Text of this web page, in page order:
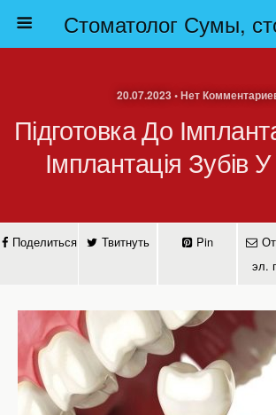
20.07.2023 • Нет
Підготовка До
Імплантація Зубів
Поделиться Твитнуть Pin
эл.